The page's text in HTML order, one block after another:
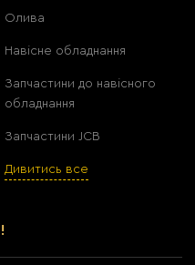
Олива
Навісне обладнання
Запчастини до навісного
обладнання
Запчастини JCB
Дивитись все